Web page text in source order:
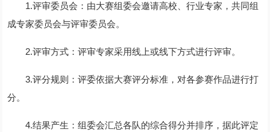
1.评审委员会：由大赛组委会邀请高校、行业专家，共同组
成专家委员会与评审委员会。
2.评审方式：评审专家采用线上或线下方式进行评审。
3.评分规则：评委依据大赛评分标准，对各参赛作品进行打
分。
4.结果产生：组委会汇总各队的综合得分并排序，据此评定